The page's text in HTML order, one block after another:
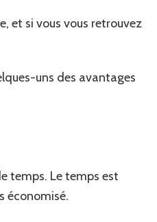
et si vous vous retrouvez
uns des avantages
temps. Le temps est
économisé.